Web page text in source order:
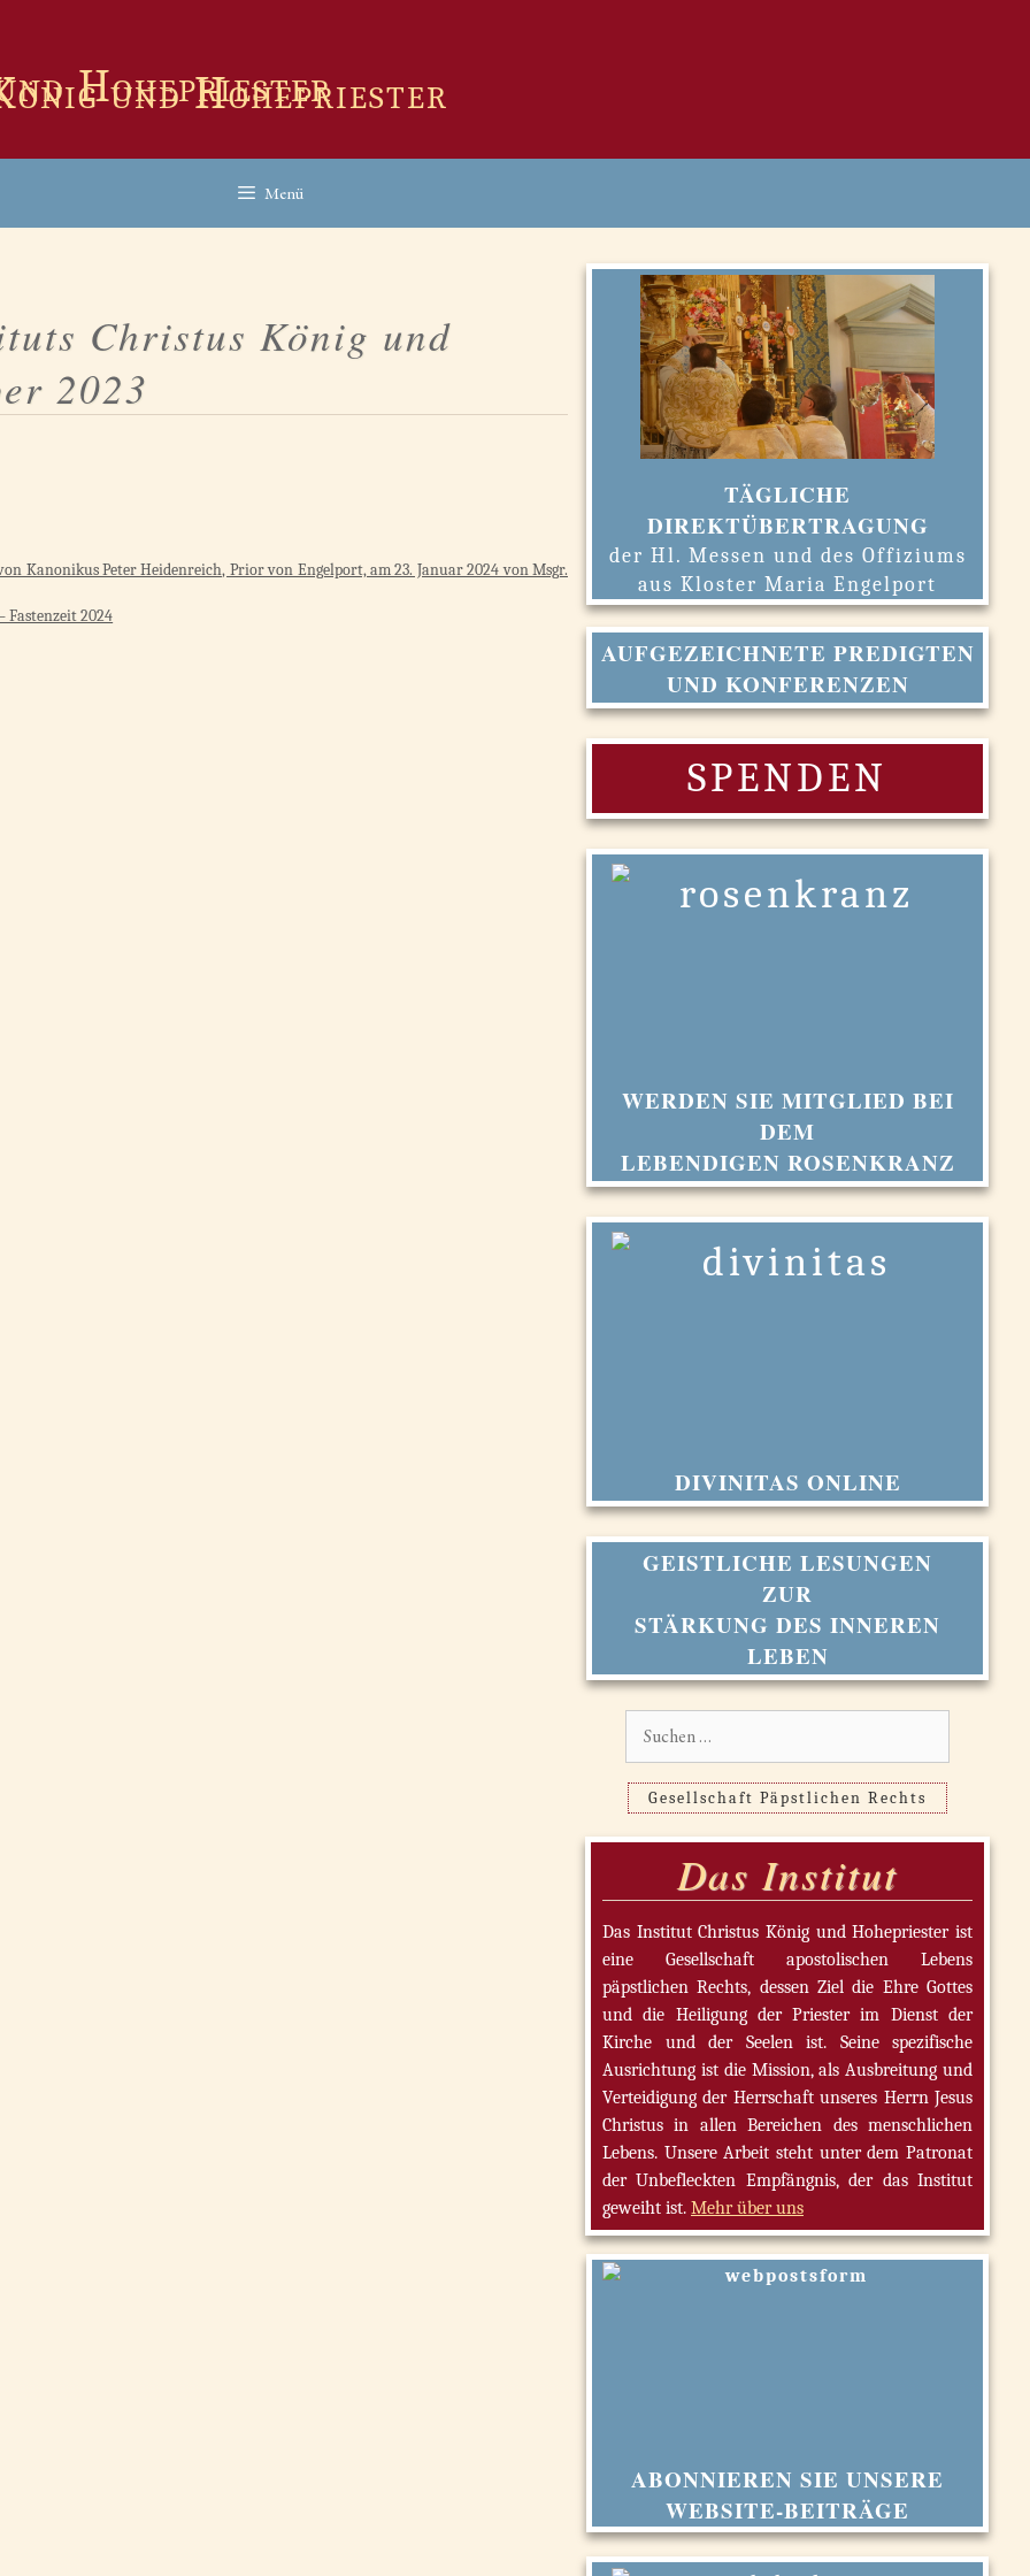
und Hohepriester
Menü
Christus König und
2023
Kanonikus Peter Heidenreich, Prior von Engelport, am 23. Januar 2024 von Msgr.
Fastenzeit 2024
TÄGLICHE
DIREKTÜBERTRAGUNG
der Hl. Messen und des Offiziums
aus Kloster Maria Engelport
AUFGEZEICHNETE PREDIGTEN
UND KONFERENZEN
SPENDEN
WERDEN SIE MITGLIED BEI
DEM
LEBENDIGEN ROSENKRANZ
DIVINITAS ONLINE
GEISTLICHE LESUNGEN
ZUR
STÄRKUNG DES INNEREN
LEBEN
Gesellschaft Päpstlichen Rechts
Das Institut
Das Institut Christus König und Hohepriester ist
eine Gesellschaft apostolischen Lebens
päpstlichen Rechts, dessen Ziel die Ehre Gottes
und die Heiligung der Priester im Dienst der
Kirche und der Seelen ist. Seine spezifische
Ausrichtung ist die Mission, als Ausbreitung und
Verteidigung der Herrschaft unseres Herrn Jesus
Christus in allen Bereichen des menschlichen
Lebens. Unsere Arbeit steht unter dem Patronat
der Unbefleckten Empfängnis, der das Institut
geweiht ist. Mehr über uns
ABONNIEREN SIE UNSERE
WEBSITE-BEITRÄGE